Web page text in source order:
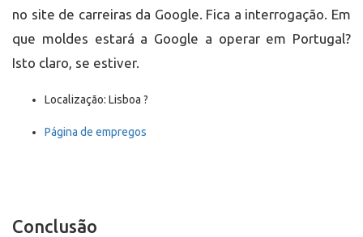
no site de carreiras da Google. Fica a interrogação. Em
que moldes estará a Google a operar em Portugal?
Isto claro, se estiver.
Localização: Lisboa ?
Página de empregos
Conclusão